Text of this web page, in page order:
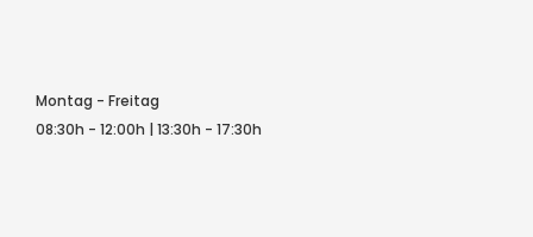
Montag - Freitag
08:30h - 12:00h | 13:30h - 17:30h